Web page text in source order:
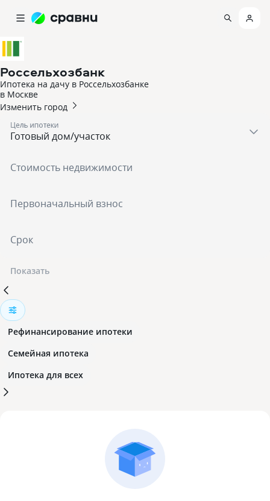
Россельхозбанк
Ипотека на дачу в Россельхозбанке
в Москве
Изменить город
Цель ипотеки
Стоимость недвижимости
Первоначальный взнос
Срок
Показать
Рефинансирование ипотеки
Семейная ипотека
Ипотека для всех